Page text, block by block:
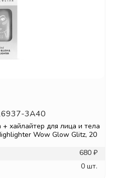
3A40
хайлайтер для лица и тела
Wow Glow Glitz, 20
680 ₽
0 шт.